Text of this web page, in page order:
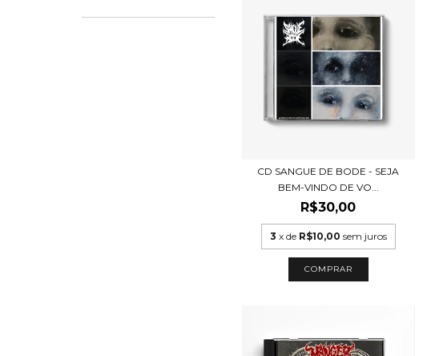
CD SANGUE DE BODE - SEJA
BEM-VINDO DE VO...
R$30,00
3 x de R$10,00 sem juros